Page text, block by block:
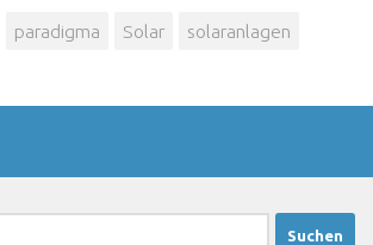
paradigma Solar solaranlagen